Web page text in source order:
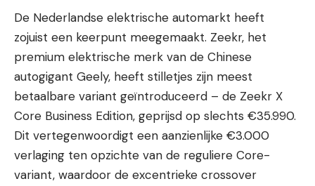
De Nederlandse elektrische automarkt heeft
zojuist een keerpunt meegemaakt. Zeekr, het
premium elektrische merk van de Chinese
autogigant Geely, heeft stilletjes zijn meest
betaalbare variant geïntroduceerd – de Zeekr X
Core Business Edition, geprijsd op slechts €35.990.
Dit vertegenwoordigt een aanzienlijke €3.000
verlaging ten opzichte van de reguliere Core-
variant, waardoor de excentrieke crossover